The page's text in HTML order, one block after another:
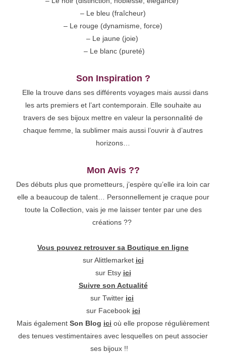
– Le bleu (fraîcheur)
– Le rouge (dynamisme, force)
– Le jaune (joie)
– Le blanc (pureté)
Son Inspiration ?
Elle la trouve dans ses différents voyages mais aussi dans
les arts premiers et l’art contemporain. Elle souhaite au
travers de ses bijoux mettre en valeur la personnalité de
chaque femme, la sublimer mais aussi l’ouvrir à d’autres
horizons…
Mon Avis ??
Des débuts plus que prometteurs, j’espère qu’elle ira loin car
elle a beaucoup de talent… Personnellement je craque pour
toute la Collection, vais je me laisser tenter par une des
créations ??
Vous pouvez retrouver sa Boutique en ligne
sur Alittlemarket ici
sur Etsy ici
Suivre son Actualité
sur Twitter ici
sur Facebook ici
Mais également Son Blog ici où elle propose régulièrement
des tenues vestimentaires avec lesquelles on peut associer
ses bijoux !!